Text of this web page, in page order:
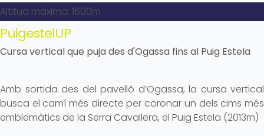
Altitud màxima: 1600m
PuigestelUP
Cursa vertical que puja des d'Ogassa fins al Puig Estela
Amb sortida des del pavelló d’Ogassa, la cursa vertical
busca el camí més directe per coronar un dels cims més
emblemàtics de la Serra Cavallera, el Puig Estela (2013m)